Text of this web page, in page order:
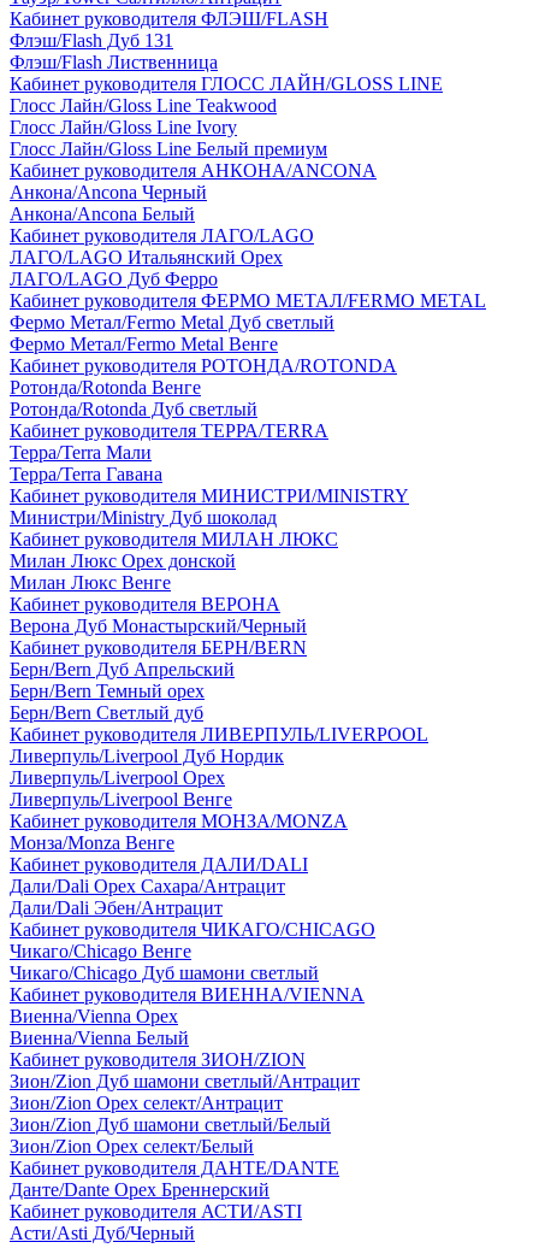
Кабинет руководителя ФЛЭШ/FLASH
Флэш/Flash Дуб 131
Флэш/Flash Лиственница
Кабинет руководителя ГЛОСС ЛАЙН/GLOSS LINE
Глосс Лайн/Gloss Line Teakwood
Глосс Лайн/Gloss Line Ivory
Глосс Лайн/Gloss Line Белый премиум
Кабинет руководителя АНКОНА/ANCONA
Анкона/Ancona Черный
Анкона/Ancona Белый
Кабинет руководителя ЛАГО/LAGO
ЛАГО/LAGO Итальянский Орех
ЛАГО/LAGO Дуб Ферро
Кабинет руководителя ФЕРМО МЕТАЛ/FERMO METAL
Фермо Метал/Fermo Metal Дуб светлый
Фермо Метал/Fermo Metal Венге
Кабинет руководителя РОТОНДА/ROTONDA
Ротонда/Rotonda Венге
Ротонда/Rotonda Дуб светлый
Кабинет руководителя ТЕРРА/TERRA
Терра/Terra Мали
Терра/Terra Гавана
Кабинет руководителя МИНИСТРИ/MINISTRY
Министри/Ministry Дуб шоколад
Кабинет руководителя МИЛАН ЛЮКС
Милан Люкс Орех донской
Милан Люкс Венге
Кабинет руководителя ВЕРОНА
Верона Дуб Монастырский/Черный
Кабинет руководителя БЕРН/BERN
Берн/Bern Дуб Апрельский
Берн/Bern Темный орех
Берн/Bern Светлый дуб
Кабинет руководителя ЛИВЕРПУЛЬ/LIVERPOOL
Ливерпуль/Liverpool Дуб Нордик
Ливерпуль/Liverpool Орех
Ливерпуль/Liverpool Венге
Кабинет руководителя МОНЗА/MONZA
Монза/Monza Венге
Кабинет руководителя ДАЛИ/DALI
Дали/Dali Орех Cахара/Антрацит
Дали/Dali Эбен/Антрацит
Кабинет руководителя ЧИКАГО/CHICAGO
Чикаго/Chicago Венге
Чикаго/Chicago Дуб шамони светлый
Кабинет руководителя ВИЕННА/VIENNA
Виенна/Vienna Орех
Виенна/Vienna Белый
Кабинет руководителя ЗИОН/ZION
Зион/Zion Дуб шамони светлый/Антрацит
Зион/Zion Орех селект/Антрацит
Зион/Zion Дуб шамони светлый/Белый
Зион/Zion Орех селект/Белый
Кабинет руководителя ДАНТЕ/DANTE
Данте/Dante Орех Бреннерский
Кабинет руководителя АСТИ/ASTI
Асти/Asti Дуб/Черный